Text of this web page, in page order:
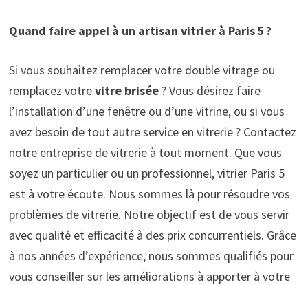
Quand faire appel à un artisan vitrier à Paris 5?
Si vous souhaitez remplacer votre double vitrage ou
remplacez votrevitre brisée? Vous désirez faire
l’installation d’une fenêtre ou d’une vitrine, ou si vous
avez besoin de tout autre service en vitrerie ? Contactez
notre entreprise de vitrerie à tout moment. Que vous
soyez un particulier ou un professionnel, vitrier Paris 5
est à votre écoute. Nous sommes là pour résoudre vos
problèmes de vitrerie. Notre objectif est de vous servir
avec qualité et efficacité à des prix concurrentiels. Grâce
à nos années d’expérience, nous sommes qualifiés pour
vous conseiller sur les améliorations à apporter à votre